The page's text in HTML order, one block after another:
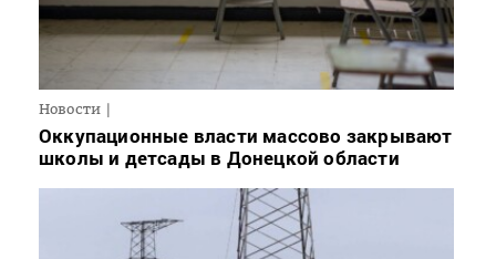
Новости
Оккупационные власти массово закрывают
школы и детсады в Донецкой области